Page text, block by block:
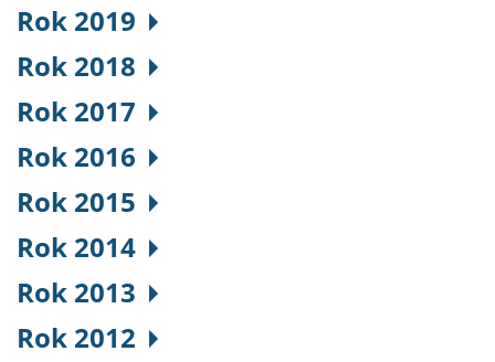
Rok 2019
Rok 2018
Rok 2017
Rok 2016
Rok 2015
Rok 2014
Rok 2013
Rok 2012